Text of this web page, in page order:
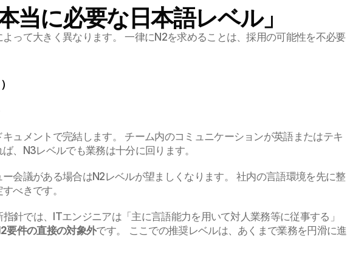
当に必要な日本語レベル」
って大きく異なります。 一律にN2を求めることは、採用の可能性を不必要
ュメントで完結します。 チーム内のコミュニケーションが英語またはテキ
、N3レベルでも業務は十分に回ります。
会議がある場合はN2レベルが望ましくなります。 社内の言語環境を先に整
べきです。
針では、ITエンジニアは「主に言語能力を用いて対人業務等に従事する」
要件の直接の対象外です。 ここでの推奨レベルは、あくまで業務を円滑に進